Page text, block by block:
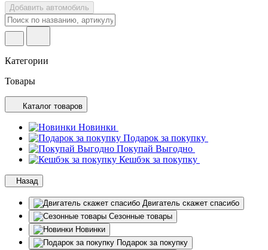
Добавить автомобиль
Категории
Товары
Каталог товаров
Новинки
Подарок за покупку
Покупай Выгодно
Кешбэк за покупку
Назад
Двигатель скажет спасибо
Сезонные товары
Новинки
Подарок за покупку